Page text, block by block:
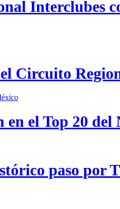
Interclubes
Circuito
el Top 20
paso por